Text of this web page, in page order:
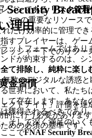
ジンである リスク管理
3つの重要なリソース
だけ効率的に管理でき
すプレイヤーは、ゲー
ッシャー下でのリソー
金習慣
クトナイト」評価を達
的に行う必要がありま
めの必須の基準です。
Security
理由
ットフォームではあり
ドが約束するのは、シ
て排除し、純粋に楽し
無数のデジタルな誘惑と
世界において、私たち
て存在します。あなた
獲得されるべきであり
そして深く満足のいく
こでFNAF Security